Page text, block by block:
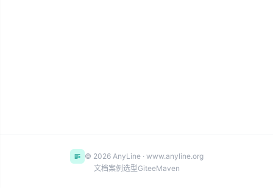
© 2026 AnyLine · www.anyline.org
文档案例 选型GiteeMaven